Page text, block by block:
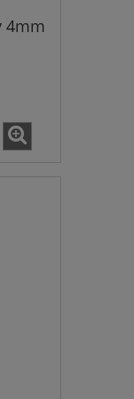
4mm